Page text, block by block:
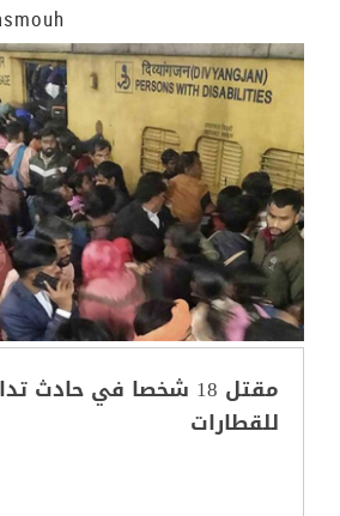
مقتل 18 شخصا في حادث
للقطارات